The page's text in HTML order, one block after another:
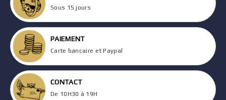
Sous 15 jours
PAIEMENT
Carte bancaire et Paypal
CONTACT
De 10H30 à 19H